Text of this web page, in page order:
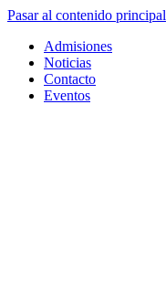
Pasar al contenido principal
Admisiones
Noticias
Contacto
Eventos